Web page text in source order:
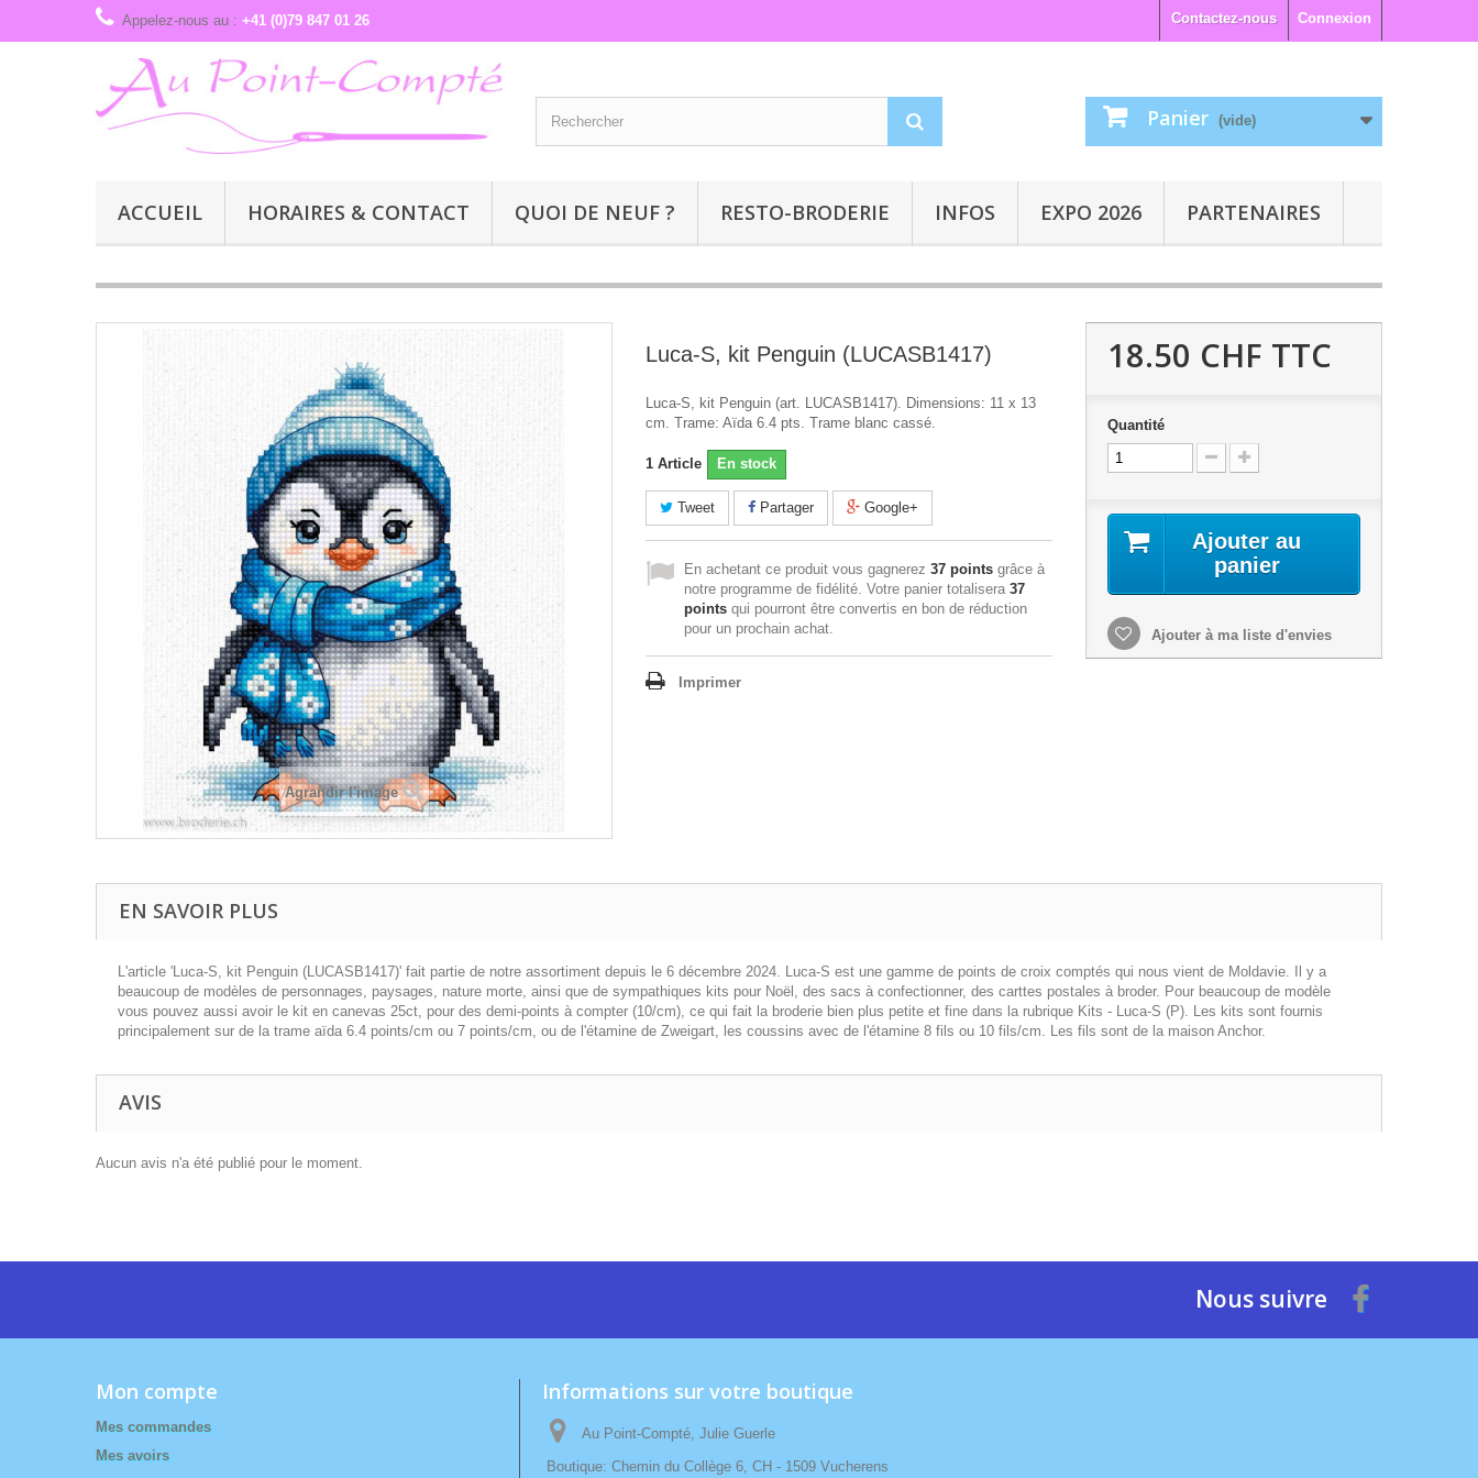
Connexion
Contactez-nous
Appelez-nous au : +41 (0)79 847 01 26
Panier (vide)
ACCUEIL HORAIRES & CONTACT QUOI DE NEUF ? RESTO-BRODERIE INFOS EXPO 2026 PARTENAIRES
Agrandir l'image
Luca-S, kit Penguin (LUCASB1417)
Luca-S, kit Penguin (art. LUCASB1417). Dimensions: 11 x 13
cm. Trame: Aïda 6.4 pts. Trame blanc cassé.
1 Article En stock
Tweet Partager Google+
En achetant ce produit vous gagnerez 37 points grâce à
notre programme de fidélité. Votre panier totalisera 37
points qui pourront être convertis en bon de réduction
pour un prochain achat.
Imprimer
18.50 CHF TTC
Quantité
Ajouter au
panier
Ajouter à ma liste d'envies
EN SAVOIR PLUS
L'article 'Luca-S, kit Penguin (LUCASB1417)' fait partie de notre assortiment depuis le 6 décembre 2024. Luca-S est une gamme de points de croix comptés qui nous vient de Moldavie. Il y a
beaucoup de modèles de personnages, paysages, nature morte, ainsi que de sympathiques kits pour Noël, des sacs à confectionner, des carttes postales à broder. Pour beaucoup de modèle
vous pouvez aussi avoir le kit en canevas 25ct, pour des demi-points à compter (10/cm), ce qui fait la broderie bien plus petite et fine dans la rubrique Kits - Luca-S (P). Les kits sont fournis
principalement sur de la trame aïda 6.4 points/cm ou 7 points/cm, ou de l'étamine de Zweigart, les coussins avec de l'étamine 8 fils ou 10 fils/cm. Les fils sont de la maison Anchor.
AVIS
Aucun avis n'a été publié pour le moment.
Nous suivre
Mon compte
Mes commandes
Mes avoirs
Informations sur votre boutique
Au Point-Compté, Julie Guerle
Boutique: Chemin du Collège 6, CH - 1509 Vucherens